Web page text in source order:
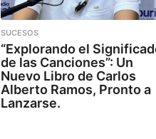
SUCESOS
“Explorando el
de las Canciones”: Un
Nuevo Libro de Carlos
Alberto Ramos, Pronto a
Lanzarse.